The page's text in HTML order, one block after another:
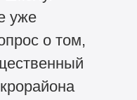
уже
о том,